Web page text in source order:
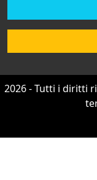
2026 - Tutti i diritti